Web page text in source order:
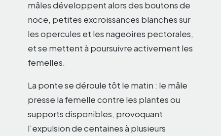
mâles développent alors des boutons de
noce, petites excroissances blanches sur
les opercules et les nageoires pectorales,
et se mettent à poursuivre activement les
femelles.
La ponte se déroule tôt le matin : le mâle
presse la femelle contre les plantes ou
supports disponibles, provoquant
l’expulsion de centaines à plusieurs